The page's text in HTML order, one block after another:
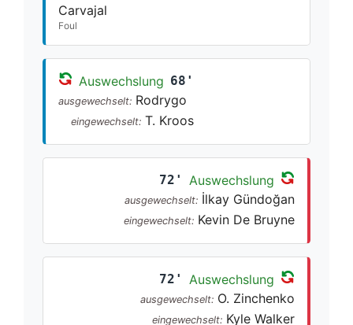
Carvajal
Foul
Auswechslung 68'
ausgewechselt: Rodrygo
eingewechselt: T. Kroos
72' Auswechslung
ausgewechselt: İlkay Gündoğan
eingewechselt: Kevin De Bruyne
72' Auswechslung
ausgewechselt: O. Zinchenko
eingewechselt: Kyle Walker